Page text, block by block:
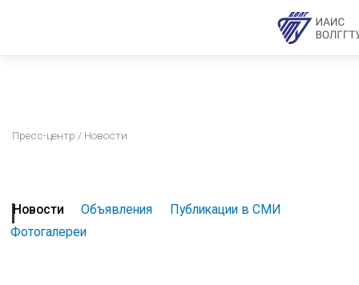
Пресс-центр / Новости
Новости Объявления
Публикации в СМИ
Фотогалереи